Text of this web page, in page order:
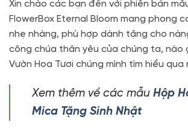
Xin chào các bạn đến với phiên bản
FlowerBox Eternal Bloom mang phong
nhẹ nhàng, phù hợp dành tặng cho
công chúa thân yêu của chúng ta, nào
Vườn Hoa Tươi chúng mình tìm hiểu qua
Xem thêm về các mẫu Hộp
Mica Tặng Sinh Nhật